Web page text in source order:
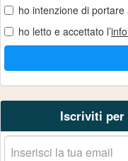
ho intenzione di
ho letto e accettato l’
Iscriviti per
La
tua